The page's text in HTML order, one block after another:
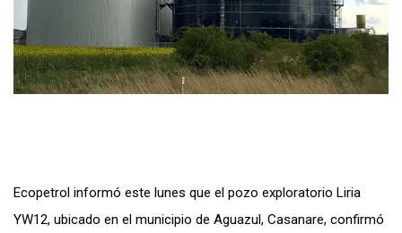
Ecopetrol informó este lunes que el pozo exploratorio Liria
YW12, ubicado en el municipio de Aguazul, Casanare, confirmó